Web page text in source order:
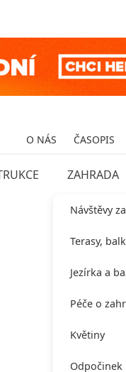
O NÁS ČASOPIS
ZAHRADA
Návštěvy
Terasy,
Jezírka a
Péče o
Květiny
Odpočinek